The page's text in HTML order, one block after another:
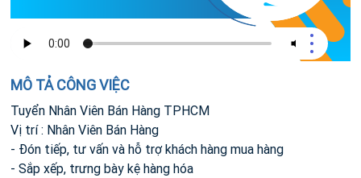
MÔ TẢ CÔNG VIỆC
Tuyển Nhân Viên Bán Hàng TPHCM
Vị trí : Nhân Viên Bán Hàng
- Đón tiếp, tư vấn và hỗ trợ khách hàng mua hàng
- Sắp xếp, trưng bày kệ hàng hóa